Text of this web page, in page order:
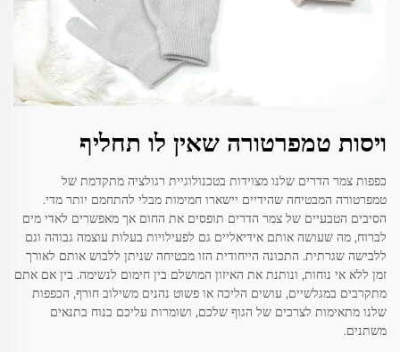
ויסות טמפרטורה שאין לו תחליף
כפפות צמר הדרים שלנו מצוידות בטכנולוגיית רגולציה מתקדמת של
טמפרטורה המבטיחה שהידיים יישארו חמימות מבלי להתחמם יותר מדי.
הסיבים הטבעיים של צמר הדרים תופסים את החום אך מאפשרים לאדי מים
לברוח, מה שעושה אותם אידיאליים גם לפעילויות בעלות עוצמה גבוהה וגם
ללבישה שגרתית. התכונה הייחודית הזו מבטיחה שניתן ללבוש אותם לאורך
זמן ללא אי נוחות, ונותנת את האיזון המושלם בין חימום לנשימה. בין אם אתם
מתקרבים במגלשיים, עושים הליכה או פשוט נהנים משילוב חורף, הכפפות
שלנו מתאימות לצרכים של הגוף שלכם, ושומרות עליכם בנוח בתנאים
משתנים.